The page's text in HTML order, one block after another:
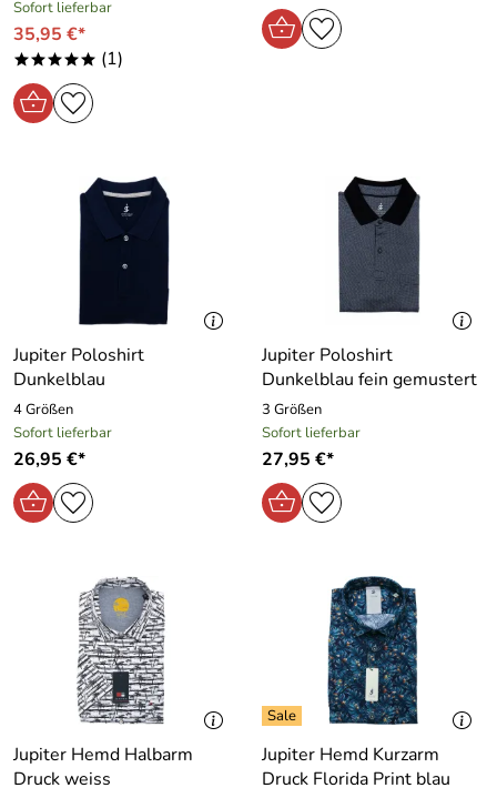
Sofort lieferbar
35,95 €*
***** (1)
Jupiter Poloshirt
Dunkelblau
4 Größen
Sofort lieferbar
26,95 €*
Jupiter Poloshirt
Dunkelblau fein gemustert
3 Größen
Sofort lieferbar
27,95 €*
Jupiter Hemd Halbarm
Druck weiss
Jupiter Hemd Kurzarm
Druck Florida Print blau